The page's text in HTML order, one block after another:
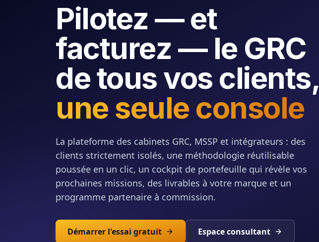
Pilotez — et
facturez — le GRC
de tous vos clients,
une seule console
La plateforme des cabinets GRC, MSSP et intégrateurs : des
clients strictement isolés, une méthodologie réutilisable
poussée en un clic, un cockpit de portefeuille qui révèle vos
prochaines missions, des livrables à votre marque et un
programme partenaire à commission.
Démarrer l'essai gratuit Espace consultant